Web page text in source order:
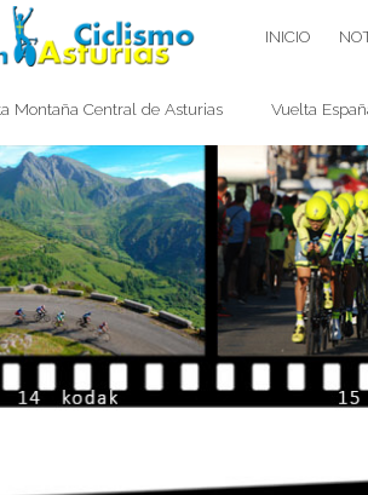
EN ASTURIAS INICIO
Montaña Central de Asturias Vuelta